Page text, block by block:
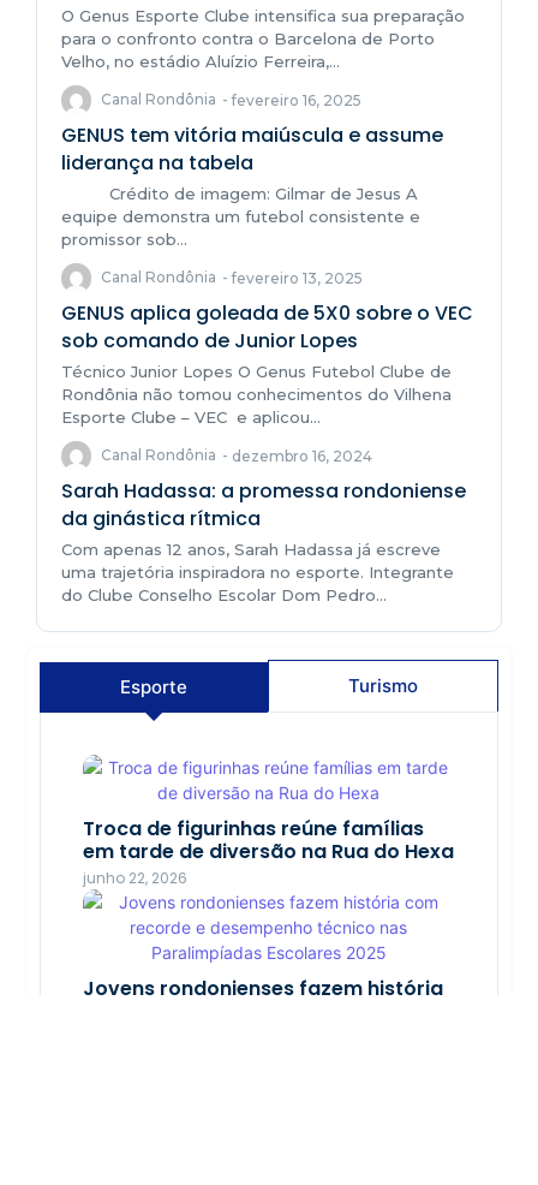
O Genus Esporte Clube intensifica sua preparação
para o confronto contra o Barcelona de Porto
Velho, no estádio Aluízio Ferreira,...
Canal Rondônia - fevereiro 16, 2025
GENUS tem vitória maiúscula e assume
liderança na tabela
Crédito de imagem: Gilmar de Jesus A
equipe demonstra um futebol consistente e
promissor sob...
Canal Rondônia - fevereiro 13, 2025
GENUS aplica goleada de 5X0 sobre o VEC
sob comando de Junior Lopes
Técnico Junior Lopes O Genus Futebol Clube de
Rondônia não tomou conhecimentos do Vilhena
Esporte Clube – VEC e aplicou...
Canal Rondônia - dezembro 16, 2024
Sarah Hadassa: a promessa rondoniense
da ginástica rítmica
Com apenas 12 anos, Sarah Hadassa já escreve
uma trajetória inspiradora no esporte. Integrante
do Clube Conselho Escolar Dom Pedro...
Esporte Turismo
Troca de figurinhas reúne famílias
em tarde de diversão na Rua do Hexa
junho 22, 2026
Jovens rondonienses fazem história
Porto Velho agora é Capital nacional
da pesca esportiva e observação de
aves
dezembro 9, 2025
Aventura no Igarapé Açú são